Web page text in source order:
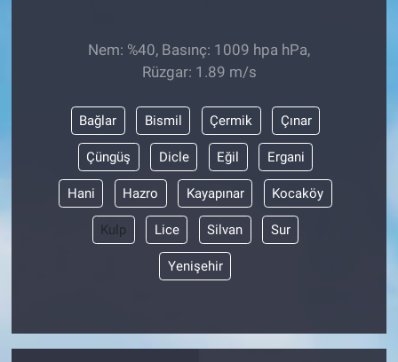
Nem: %40, Basınç: 1009 hpa hPa,
Rüzgar: 1.89 m/s
Bağlar Bismil Çermik Çınar
Çüngüş Dicle Eğil Ergani
Hani Hazro Kayapınar Kocaköy
Kulp Lice Silvan Sur
Yenişehir